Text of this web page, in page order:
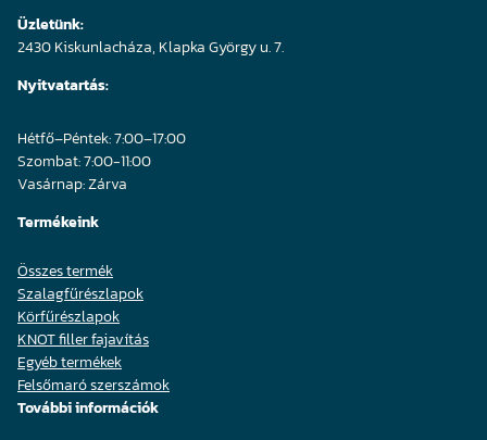
Üzletünk:
2430 Kiskunlacháza, Klapka György u. 7.
Nyitvatartás:
Hétfő–Péntek: 7:00–17:00
Szombat: 7:00-11:00
Vasárnap: Zárva
Termékeink
Összes termék
Szalagfűrészlapok
Körfűrészlapok
KNOT filler fajavítás
Egyéb termékek
Felsőmaró szerszámok
További információk